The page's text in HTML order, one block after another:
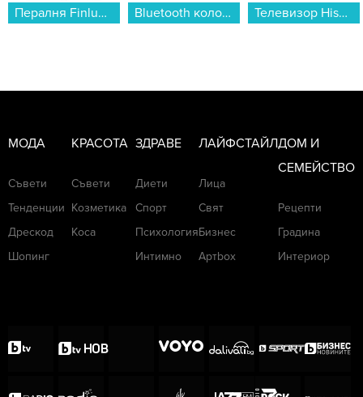
Bluetooth колонка Xiaomi Bluetooth Speaker Essential QBH4329GL... Телевизор Hisense 75E8S , 189 см, 3840x2160 UHD-4K , 75 inch, Mini LED , Smart TV , VIDAA... Аудио система Finlux FBS60BLAST...
МОДА
Съвети
Тенденции
Дрескод
Шопинг
КРАСОТА
Съвети
Козметика
Коса
ЗДРАВЕ
Диети
Спорт
Психология
Интимно
ЛАЙФСТАЙЛ
Лица
Свят
Бизнес
Артbox
ДОМ И
СЕМЕЙСТВО
Рецепти
Градина
Интериор